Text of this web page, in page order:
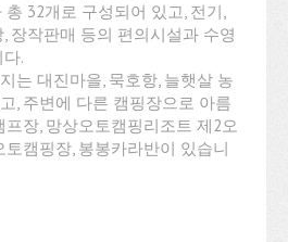
32개로 구성되어 있고, 전기,
장작판매 등의 편의시설과 수영
.
는 대진마을, 묵호항, 늘햇살 농
, 주변에 다른 캠핑장으로 아름
프장, 망상오토캠핑리조트 제2오
캠핑장, 봉봉카라반이 있습니